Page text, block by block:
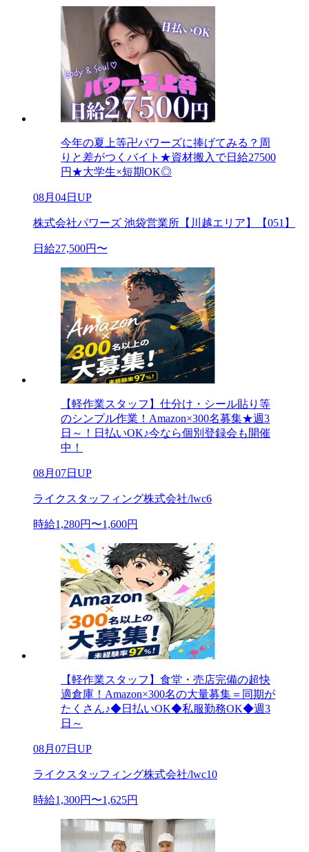
今年の夏上等卍パワーズに捧げてみる？周
りと差がつくバイト★資材搬入で日給27500
円★大学生×短期OK◎
08月04日UP
株式会社パワーズ 池袋営業所【川越エリア】【051】
日給27,500円〜
【軽作業スタッフ】仕分け・シール貼り等
のシンプル作業！Amazon×300名募集★週3
日～！日払いOK♪今なら個別登録会も開催
中！
08月07日UP
ライクスタッフィング株式会社/lwc6
時給1,280円〜1,600円
【軽作業スタッフ】食堂・売店完備の超快
適倉庫！Amazon×300名の大量募集＝同期が
たくさん♪◆日払いOK◆私服勤務OK◆週3
日～
08月07日UP
ライクスタッフィング株式会社/lwc10
時給1,300円〜1,625円